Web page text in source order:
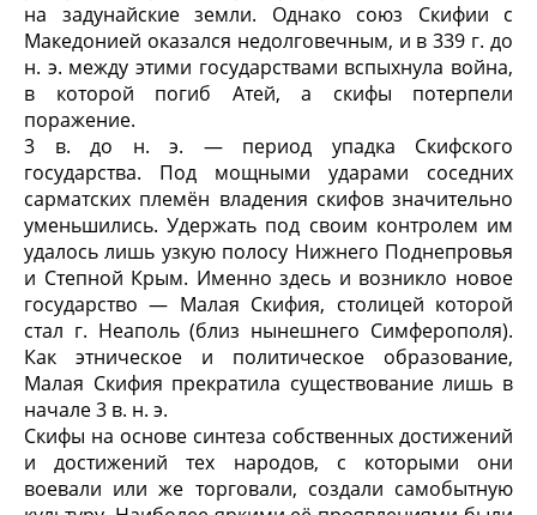
на задунайские земли. Однако союз Скифии с
Македонией оказался недолговечным, и в 339 г. до
н. э. между этими государствами вспыхнула война,
в которой погиб Атей, а скифы потерпели
поражение.
3 в. до н. э. — период упадка Скифского
государства. Под мощными ударами соседних
сарматских племён владения скифов значительно
умень­шились. Удержать под своим контролем им
удалось лишь узкую полосу Нижнего Поднепровья
и Степной Крым. Именно здесь и возникло новое
государство — Малая Скифия, столицей которой
стал г. Неаполь (близ ны­нешнего Симферополя).
Как этническое и политическое образование,
Малая Скифия прекратила существование лишь в
начале 3 в. н. э.
Скифы на основе синтеза собственных достижений
и достижений тех народов, с которыми они
воевали или же торговали, создали самобытную